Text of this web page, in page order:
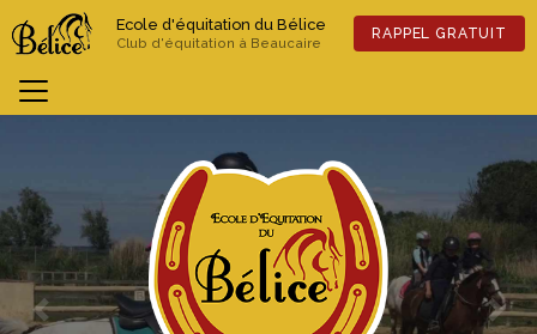
au
principal
Ecole d'équitation du Bélice
Club d'équitation à Beaucaire
RAPPEL GRATUIT
Previous Next